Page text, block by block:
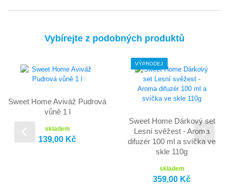
Vybírejte z podobných produktů
Sweet Home Aviváž Pudrová
vůně 1 l
skladem
139,00 Kč
VÝPRODEJ
Sweet Home Dárkový set
Lesní svěžest - Aroma
difuzér 100 ml a svíčka ve
skle 110g
skladem
359,00 Kč